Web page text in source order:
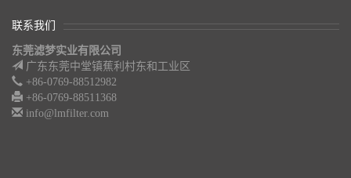
联系我们
东莞滤梦实业有限公司
广东东莞中堂镇蕉利村东和工业区
+86-0769-88512982
+86-0769-88511368
info@lmfilter.com